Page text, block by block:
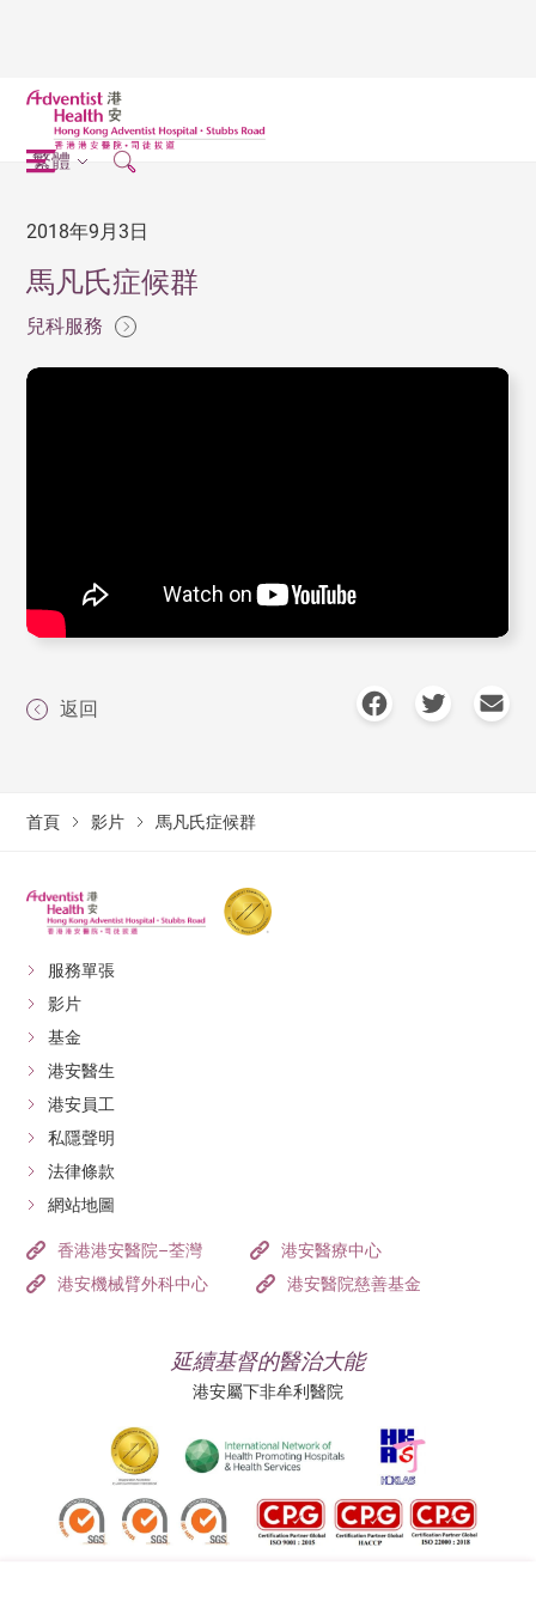
繁體
2018年9月3日
馬凡氏症候群
兒科服務
返回
首頁 影片 馬凡氏症候群
服務單張
影片
基金
港安醫生
港安員工
私隱聲明
法律條款
網站地圖
香港港安醫院–荃灣
港安醫療中心
港安機械臂外科中心
港安醫院慈善基金
延續基督的醫治大能
港安屬下非牟利醫院